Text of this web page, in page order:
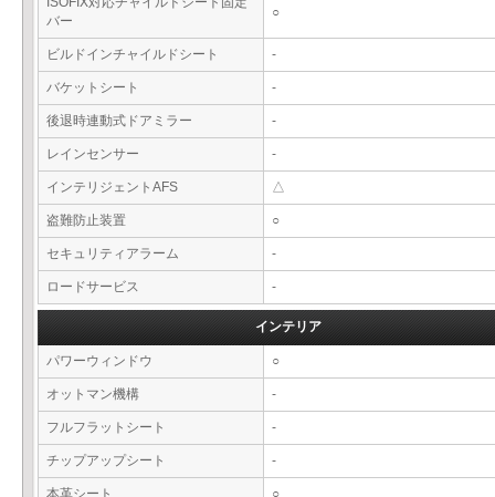
バー
○
ビルドインチャイルドシート -
バケットシート -
後退時連動式ドアミラー -
レインセンサー -
インテリジェントAFS △
盗難防止装置 ○
セキュリティアラーム -
ロードサービス -
インテリア
パワーウィンドウ ○
オットマン機構 -
フルフラットシート -
チップアップシート -
本革シート ○